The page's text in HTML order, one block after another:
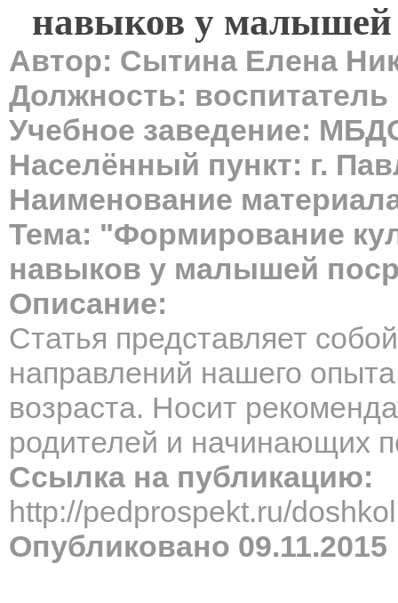
навыков у малышей
Автор: Сытина Елена
Должность: воспитатель
Учебное заведение:
Населённый пункт: г.
Наименование
Тема: "Формирование
навыков у малышей
Описание:
Статья представляет
направлений нашего
возраста. Носит
родителей и начинающих
Ссылка на публикацию:
http://pedprospekt.ru/
Опубликовано 09.11.2015